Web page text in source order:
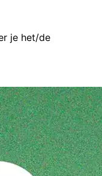
je het/de